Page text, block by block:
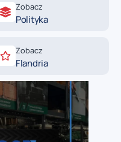
Zobacz
Polityka
Zobacz
Flandria